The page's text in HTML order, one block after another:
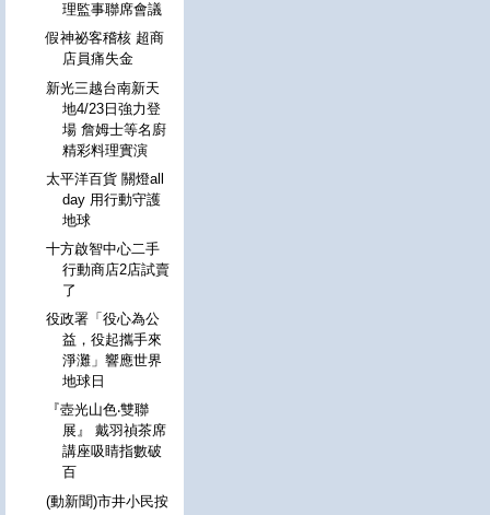
理監事聯席會議
假神祕客稽核 超商
店員痛失金
新光三越台南新天
地4/23日強力登
場 詹姆士等名廚
精彩料理實演
太平洋百貨 關燈all
day 用行動守護
地球
十方啟智中心二手
行動商店2店試賣
了
役政署「役心為公
益，役起攜手來
淨灘」響應世界
地球日
『壺光山色‧雙聯
展』 戴羽禎茶席
講座吸睛指數破
百
(動新聞)市井小民按